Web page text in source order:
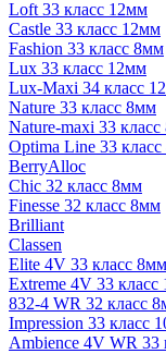
Loft 33 класс 12мм
Castle 33 класс 12мм
Fashion 33 класс 8мм
Lux 33 класс 12мм
Lux-Maxi 34 класс
Nature 33 класс 8мм
Nature-maxi 33
Optima Line 33
BerryAlloc
Chic 32 класс 8мм
Finesse 32 класс 8мм
Brilliant
Classen
Elite 4V 33 класс 8мм
Extreme 4V 33 класс
832-4 WR 32 класс
Impression 33 класс
Ambience 4V WR 33